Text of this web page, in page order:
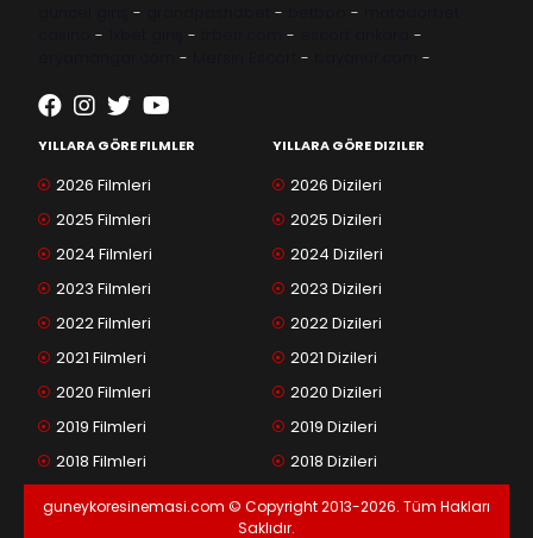
- - -
- - -
-
- - -
YILLARA GÖRE FILMLER
2026 Filmleri
2025 Filmleri
2024 Filmleri
2023 Filmleri
2022 Filmleri
2021 Filmleri
2020 Filmleri
2019 Filmleri
2018 Filmleri
YILLARA GÖRE DIZILER
2026 Dizileri
2025 Dizileri
2024 Dizileri
2023 Dizileri
2022 Dizileri
2021 Dizileri
2020 Dizileri
2019 Dizileri
2018 Dizileri
guneykoresinemasi.com © Copyright 2013-2026. Tüm Hakları
Saklıdır.